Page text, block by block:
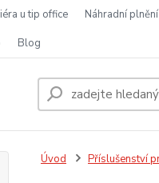
u tip office náhradní plnění
blog
Úvod Příslušenství